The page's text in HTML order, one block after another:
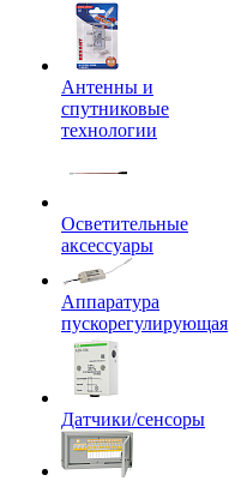
Антенны и
спутниковые
технологии
Осветительные
аксессуары
Аппаратура
пускорегулирующая
Датчики/сенсоры